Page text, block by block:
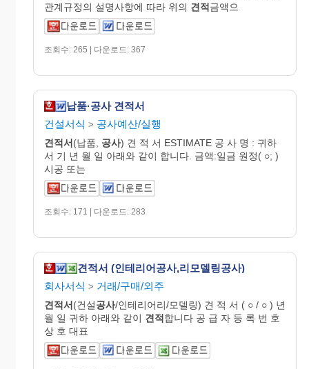
관계규정의 설명사항에 따라 위의 견적금액으
조회수: 265 | 다운로드: 367
납품·공사 견적서
건설서식 > 공사예산/실행
견적서(납품, 공사) 견 적 서 ESTIMATE 공 사 명 : 귀하
서 기 년 월 일 아래와 같이 합니다. 금액:일금 원정( ○; )
시공 또는
조회수: 171 | 다운로드: 283
견적서 (인테리어공사,리모델링공사)
회사서식 > 거래/구매/외주
견적서(건설공사/인테리어리/모델링) 견 적 서 ( ○ / ○ ) 년
월 일 귀하 아래와 같이 견적합니다 공 급 자 등 록 번 호
상 호 대표